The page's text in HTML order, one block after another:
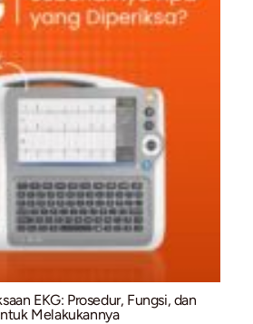
Mengapa Penderita Atrial
Tinggi Terkena Stroke